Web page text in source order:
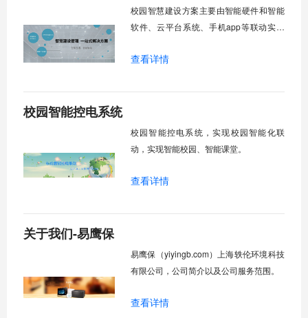
校园智慧建设方案主要由智能硬件和智能
软件、云平台系统、手机app等联动实现
室建设的目的。
查看详情
校园智能控电系统
校园智能控电系统，实现校园智能化联
动，实现智能校园、智能课堂。
查看详情
关于我们-易鹰保
易鹰保（yiyingb.com）上海轶伦环境科技
有限公司，公司简介以及公司服务范围。
查看详情